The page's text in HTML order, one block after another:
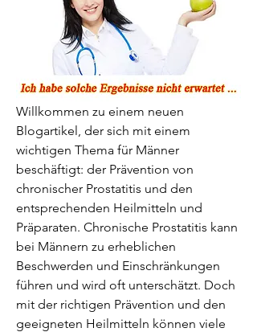
Willkommen zu einem neuen
Blogartikel, der sich mit einem
wichtigen Thema für Männer
beschäftigt: der Prävention von
chronischer Prostatitis und den
entsprechenden Heilmitteln und
Präparaten. Chronische Prostatitis kann
bei Männern zu erheblichen
Beschwerden und Einschränkungen
führen und wird oft unterschätzt. Doch
mit der richtigen Prävention und den
geeigneten Heilmitteln können viele